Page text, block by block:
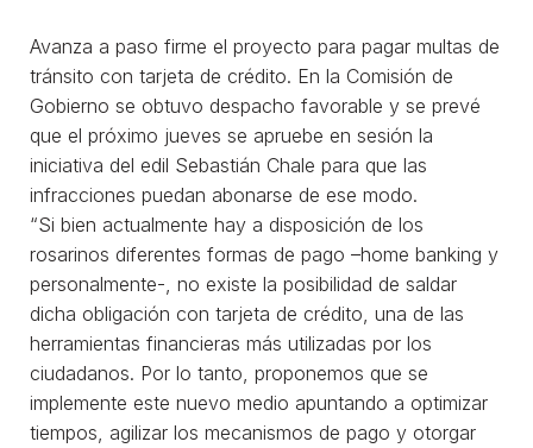
Avanza a paso firme el proyecto para pagar multas de
tránsito con tarjeta de crédito. En la Comisión de
Gobierno se obtuvo despacho favorable y se prevé
que el próximo jueves se apruebe en sesión la
iniciativa del edil Sebastián Chale para que las
infracciones puedan abonarse de ese modo.
“Si bien actualmente hay a disposición de los
rosarinos diferentes formas de pago –home banking y
personalmente-, no existe la posibilidad de saldar
dicha obligación con tarjeta de crédito, una de las
herramientas financieras más utilizadas por los
ciudadanos. Por lo tanto, proponemos que se
implemente este nuevo medio apuntando a optimizar
tiempos, agilizar los mecanismos de pago y otorgar